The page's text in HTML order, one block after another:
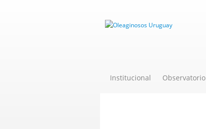
Institucional Observatorio